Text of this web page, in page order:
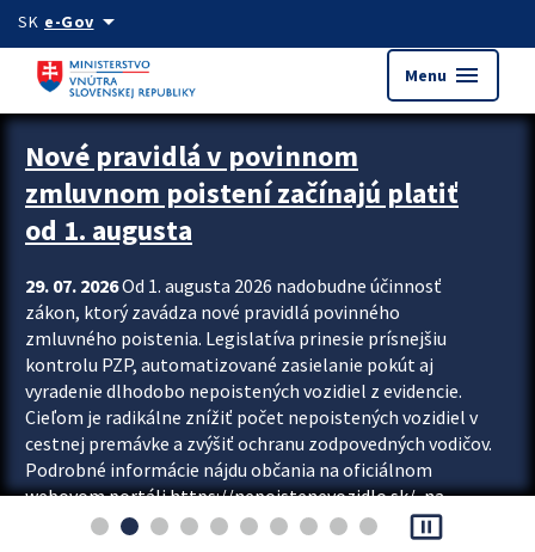
Preskocit na hlavný obsah
SK e-Govarrow_drop_down
Menu menu
Zastavit automatický posun upútavok
Nové pravidlá v povinnom
zmluvnom poistení začínajú platiť
od 1. augusta
29. 07. 2026Od 1. augusta 2026 nadobudne účinnosť
zákon, ktorý zavádza nové pravidlá povinného
zmluvného poistenia. Legislatíva prinesie prísnejšiu
kontrolu PZP, automatizované zasielanie pokút aj
vyradenie dlhodobo nepoistených vozidiel z evidencie.
Cieľom je radikálne znížiť počet nepoistených vozidiel v
cestnej premávke a zvýšiť ochranu zodpovedných vodičov.
Podrobné informácie nájdu občania na oficiálnom
webovom portáli https://nepoistenevozidlo.sk/, na
ktorom od augusta pribudne aj možnosť overiť si...
pause_presentation